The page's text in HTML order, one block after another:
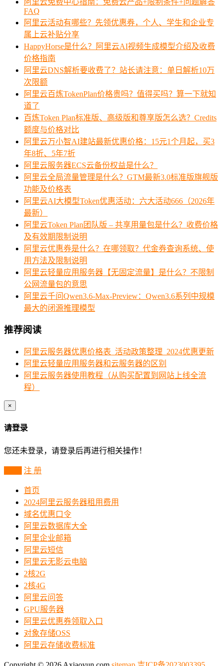
FAQ
阿里云活动有哪些？先领优惠券，个人、学生和企业专
属上云补贴分享
HappyHorse是什么？阿里云AI视频生成模型介绍及收费
价格指南
阿里云DNS解析要收费了？站长请注意：单日解析10万
次限额
阿里云百炼TokenPlan价格贵吗？值得买吗？算一下就知
道了
百炼Token Plan标准版、高级版和尊享版怎么选？Credits
额度与价格对比
阿里云万小智AI建站最新优惠价格：15元1个月起，买3
年8折、5年7折
阿里云服务器ECS云备份权益是什么？
阿里云全局流量管理是什么？GTM最新3.0标准版旗舰版
功能及价格表
阿里云AI大模型Token优惠活动：六大活动666（2026年
最新）
阿里云Token Plan团队版 – 共享用量包是什么？收费价格
及有效期限制说明
阿里云优惠券是什么？在哪领取？代金券查询系统、使
用方法及限制说明
阿里云轻量应用服务器【无固定流量】是什么？不限制
公网流量包的意思
阿里云千问Qwen3.6-Max-Preview：Qwen3.6系列中规模
最大的闭源推理模型
推荐阅读
阿里云服务器优惠价格表_活动政策整理_2024优惠更新
阿里云轻量应用服务器和云服务器的区别
阿里云服务器使用教程（从购买配置到网站上线全流
程）
×
请登录
您还未登录，请登录后再进行相关操作！
注 册
首页
2024阿里云服务器租用费用
域名优惠口令
阿里云数据库大全
阿里企业邮箱
阿里云短信
阿里云无影云电脑
2核2G
2核4G
阿里云问答
GPU服务器
阿里云优惠券领取入口
对象存储OSS
阿里云存储收费标准